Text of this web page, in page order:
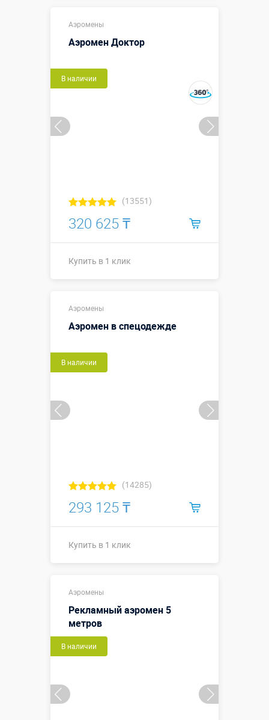
Аэромены
Аэромен Доктор
В наличии
(13551)
320 625 ₸
Купить в 1 клик
Аэромены
Аэромен в спецодежде
В наличии
(14285)
293 125 ₸
Купить в 1 клик
Аэромены
Рекламный аэромен 5
метров
В наличии